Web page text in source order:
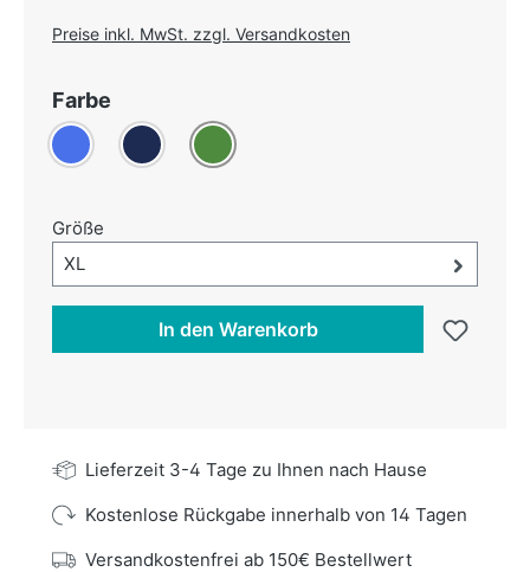
Preise inkl. MwSt. zzgl. Versandkosten
Farbe
Blau
(Diese Option ist zurzeit nicht verfügbar.)
Dunkelblau
Grün
Größe
Größe-Auswahl öffnen, aktuell ausgewählt:
XL
In den Warenkorb
Lieferzeit 3-4 Tage zu Ihnen nach Hause
Kostenlose Rückgabe innerhalb von 14 Tagen
Versandkostenfrei ab 150€ Bestellwert